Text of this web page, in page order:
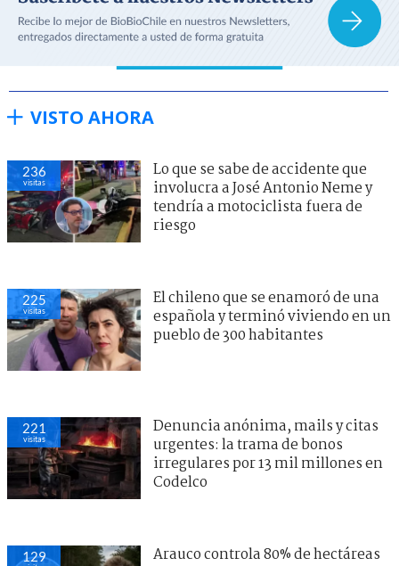
VISTO AHORA
236
visitas
Lo que se sabe de accidente que
involucra a José Antonio Neme y
tendría a motociclista fuera de
riesgo
225
visitas
El chileno que se enamoró de una
española y terminó viviendo en un
pueblo de 300 habitantes
221
visitas
Denuncia anónima, mails y citas
urgentes: la trama de bonos
irregulares por 13 mil millones en
Codelco
129
Arauco controla 80% de hectáreas